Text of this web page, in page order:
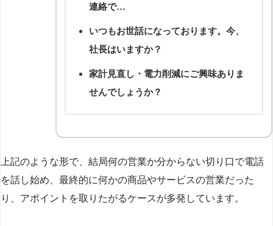
連絡で…
いつもお世話になっております。今、
社長はいますか？
家計見直し・電力削減にご興味ありま
せんでしょうか？
上記のような形で、結局何の営業か分からない切り口で電話
を話し始め、最終的に何かの商品やサービスの営業だった
り、アポイントを取りたがるケースが多発しています。